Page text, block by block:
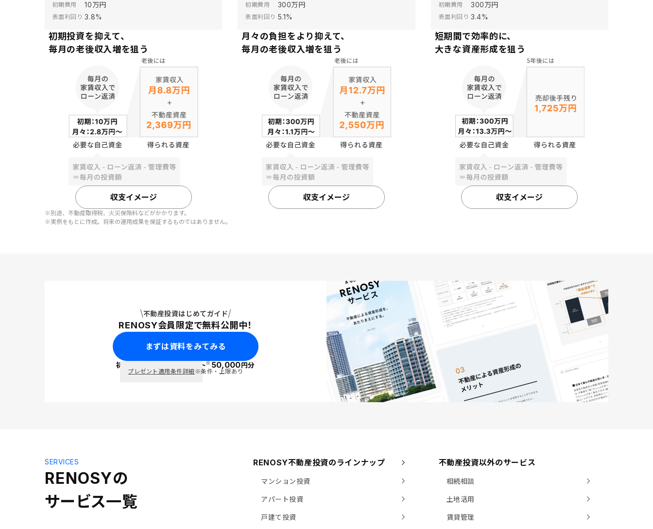
初期費用 10万円
表面利回り 3.8%
初期投資を抑えて、
毎月の老後収入増を狙う
収支イメージ
初期費用 300万円
表面利回り 5.1%
月々の負担をより抑えて、
毎月の老後収入増を狙う
収支イメージ
初期費用 300万円
表面利回り 3.4%
短期間で効率的に、
大きな資産形成を狙う
収支イメージ
※別途、不動産取得税、火災保険料などがかかります。
※実例をもとに作成。将来の運用成果を保証するものではありません。
不動産投資はじめてガイド
RENOSY会員限定で無料公開中！
まずは資料をみてみる
初回面談で ポイント※ 50,000円分
プレゼント適用条件詳細 ※条件・上限あり
RENOSYの
サービス一覧
SERVICES RENOSY不動産投資のラインナップ
マンション投資
アパート投資
戸建て投資
不動産投資以外のサービス
相続相談
土地活用
賃貸管理